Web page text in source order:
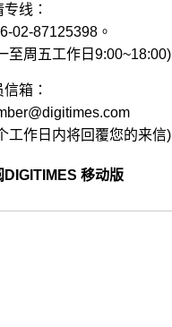
专线：
02-87125398。
至周五工作日9:00~18:00)
信箱：
工作日内将回覆您的来信)
DIGITIMES 移动版